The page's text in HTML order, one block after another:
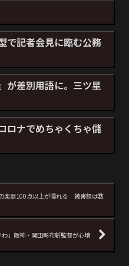
で記者会見に臨む公務
が差別用語に。三ツ星
ロナでめちゃくちゃ儲
楽器100点以上が濡れる…被害額は数
わ」阪神・岡田彰布新監督が心境